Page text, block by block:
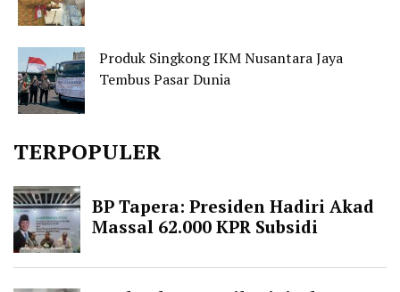
Produk Singkong IKM Nusantara Jaya
Tembus Pasar Dunia
TERPOPULER